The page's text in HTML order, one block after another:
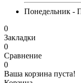
Понедельник -
0
Закладки
0
Сравнение
0
Ваша корзина пуста!